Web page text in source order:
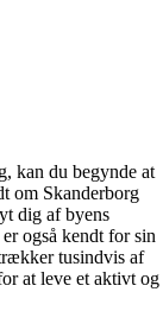
kan du begynde at
om Skanderborg
dig af byens
også kendt for sin
tusindvis af
at leve et aktivt og